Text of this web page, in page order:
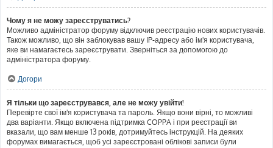
Чому я не можу зареєструватись?
Можливо адміністратор форуму відключив реєстрацію нових користувачів.
Також можливо, що він заблокував вашу IP-адресу або ім'я користувача,
яке ви намагаєтесь зареєструвати. Зверніться за допомогою до
адміністратора форуму.
Догори
Я тільки що зареєструвався, але не можу увійти!
Перевірте свої ім'я користувача та пароль. Якщо вони вірні, то можливі
два варіанти. Якщо включена підтримка COPPA і при реєстрації ви
вказали, що вам менше 13 років, дотримуйтесь інструкцій. На деяких
форумах вимагається, щоб усі зареєстровані облікові записи були